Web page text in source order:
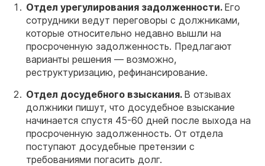
Отдел урегулирования задолженности. Его
сотрудники ведут переговоры с должниками,
которые относительно недавно вышли на
просроченную задолженность. Предлагают
варианты решения — возможно,
реструктуризацию, рефинансирование.
Отдел досудебного взыскания. В отзывах
должники пишут, что досудебное взыскание
начинается спустя 45-60 дней после выхода на
просроченную задолженность. От отдела
поступают досудебные претензии с
требованиями погасить долг.